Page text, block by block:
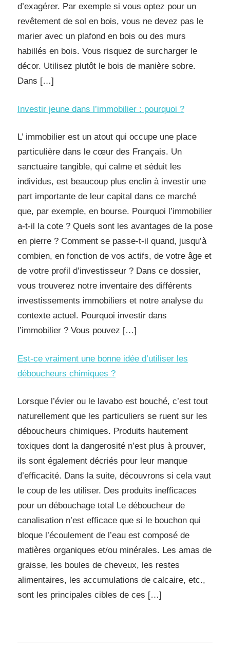
d’exagérer. Par exemple si vous optez pour un
revêtement de sol en bois, vous ne devez pas le
marier avec un plafond en bois ou des murs
habillés en bois. Vous risquez de surcharger le
décor. Utilisez plutôt le bois de manière sobre.
Dans […]
Investir jeune dans l’immobilier : pourquoi ?
L’ immobilier est un atout qui occupe une place
particulière dans le cœur des Français. Un
sanctuaire tangible, qui calme et séduit les
individus, est beaucoup plus enclin à investir une
part importante de leur capital dans ce marché
que, par exemple, en bourse. Pourquoi l’immobilier
a-t-il la cote ? Quels sont les avantages de la pose
en pierre ? Comment se passe-t-il quand, jusqu’à
combien, en fonction de vos actifs, de votre âge et
de votre profil d’investisseur ? Dans ce dossier,
vous trouverez notre inventaire des différents
investissements immobiliers et notre analyse du
contexte actuel. Pourquoi investir dans
l’immobilier ? Vous pouvez […]
Est-ce vraiment une bonne idée d’utiliser les
déboucheurs chimiques ?
Lorsque l’évier ou le lavabo est bouché, c’est tout
naturellement que les particuliers se ruent sur les
déboucheurs chimiques. Produits hautement
toxiques dont la dangerosité n’est plus à prouver,
ils sont également décriés pour leur manque
d’efficacité. Dans la suite, découvrons si cela vaut
le coup de les utiliser. Des produits inefficaces
pour un débouchage total Le déboucheur de
canalisation n’est efficace que si le bouchon qui
bloque l’écoulement de l’eau est composé de
matières organiques et/ou minérales. Les amas de
graisse, les boules de cheveux, les restes
alimentaires, les accumulations de calcaire, etc.,
sont les principales cibles de ces […]